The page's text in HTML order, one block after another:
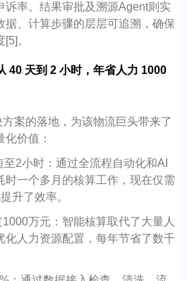
诉率。结果审批及溯源Agent则实
据、计算步骤的层层可追溯，确保
。
40 天到 2 小时，年省人力 1000
案的落地，为该物流巨头带来了
价值：
2小时：通过全流程自动化和AI
时一个多月的核算工作，现在仅需
升了效率。
万元：智能核算取代了大量人
化人力资源配置，每年节省了数千